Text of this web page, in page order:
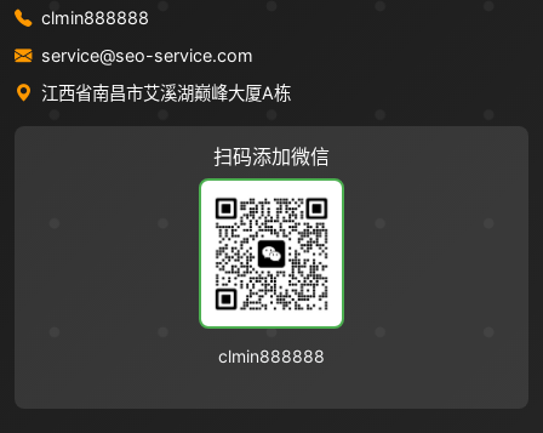
clmin888888
service@seo-service.com
江西省南昌市艾溪湖巅峰大厦A栋
扫码添加微信
clmin888888